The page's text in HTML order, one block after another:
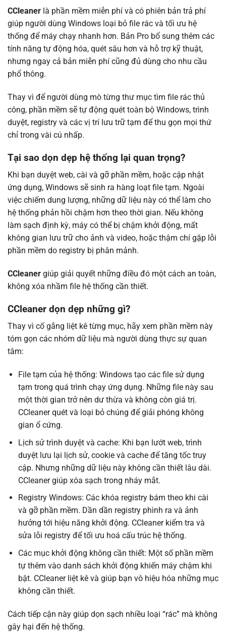
CCleaner là phần mềm miễn phí và có phiên bản trả phí
giúp người dùng Windows loại bỏ file rác và tối ưu hệ
thống để máy chạy nhanh hơn. Bản Pro bổ sung thêm các
tính năng tự động hóa, quét sâu hơn và hỗ trợ kỹ thuật,
nhưng ngay cả bản miễn phí cũng đủ dùng cho nhu cầu
phổ thông.
Thay vì để người dùng mò từng thư mục tìm file rác thủ
công, phần mềm sẽ tự động quét toàn bộ Windows, trình
duyệt, registry và các vị trí lưu trữ tạm để thu gọn mọi thứ
chỉ trong vài cú nhấp.
Tại sao dọn dẹp hệ thống lại quan trọng?
Khi bạn duyệt web, cài và gỡ phần mềm, hoặc cập nhật
ứng dụng, Windows sẽ sinh ra hàng loạt file tạm. Ngoài
việc chiếm dung lượng, những dữ liệu này có thể làm cho
hệ thống phản hồi chậm hơn theo thời gian. Nếu không
làm sạch định kỳ, máy có thể bị chậm khởi động, mất
không gian lưu trữ cho ảnh và video, hoặc thậm chí gặp lỗi
phần mềm do registry bị phân mảnh.
CCleaner giúp giải quyết những điều đó một cách an toàn,
không xóa nhầm file hệ thống cần thiết.
CCleaner dọn dẹp những gì?
Thay vì cố gắng liệt kê từng mục, hãy xem phần mềm này
tóm gọn các nhóm dữ liệu mà người dùng thực sự quan
tâm:
File tạm của hệ thống: Windows tạo các file sử dụng
tạm trong quá trình chạy ứng dụng. Những file này sau
một thời gian trở nên dư thừa và không còn giá trị.
CCleaner quét và loại bỏ chúng để giải phóng không
gian ổ cứng.
Lịch sử trình duyệt và cache: Khi bạn lướt web, trình
duyệt lưu lại lịch sử, cookie và cache để tăng tốc truy
cập. Nhưng những dữ liệu này không cần thiết lâu dài.
CCleaner giúp xóa sạch trong nháy mắt.
Registry Windows: Các khóa registry bám theo khi cài
và gỡ phần mềm. Dần dần registry phình ra và ảnh
hưởng tới hiệu năng khởi động. CCleaner kiểm tra và
sửa lỗi registry để tối ưu hoá cấu trúc hệ thống.
Các mục khởi động không cần thiết: Một số phần mềm
tự thêm vào danh sách khởi động khiến máy chậm khi
bật. CCleaner liệt kê và giúp bạn vô hiệu hóa những mục
không cần thiết.
Cách tiếp cận này giúp dọn sạch nhiều loại “rác” mà không
gây hại đến hệ thống.